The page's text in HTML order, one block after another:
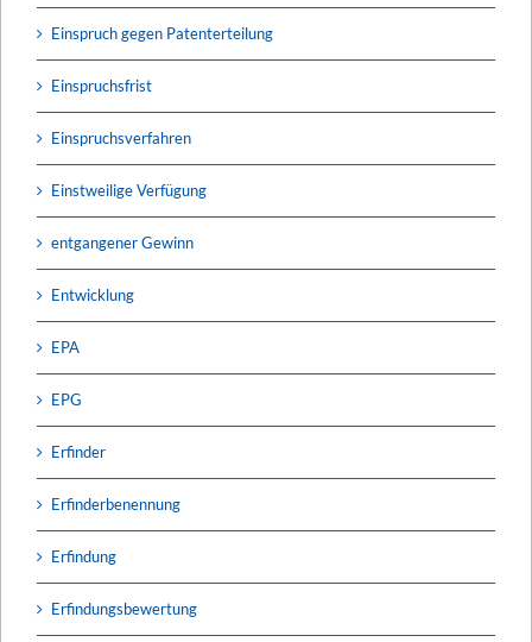
Einspruch gegen Patenterteilung
Einspruchsfrist
Einspruchsverfahren
Einstweilige Verfügung
entgangener Gewinn
Entwicklung
EPA
EPG
Erfinder
Erfinderbenennung
Erfindung
Erfindungsbewertung